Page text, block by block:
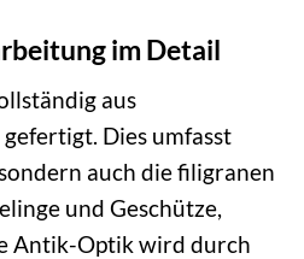
im Detail
aus
Dies umfasst
auch die filigranen
und Geschütze,
Antik-Optik wird durch